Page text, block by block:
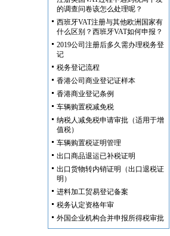
的调查问卷该怎么处理呢？
西班牙VAT注册与其他欧洲国家有
什么区别？西班牙VAT如何申报？
2019公司注册后多久需办理税务登
记
税务登记流程
香港公司商业登记证样本
香港商业登记条例
车辆购置税减免税
纳税人减免税申请审批（适用于增
值税）
车辆购置税证明管理
出口商品退运已补税证明
出口货物转内销证明（出口退税证
明）
进料加工贸易登记备案
税务认定资格年审
外国企业机构合并申报所得税审批